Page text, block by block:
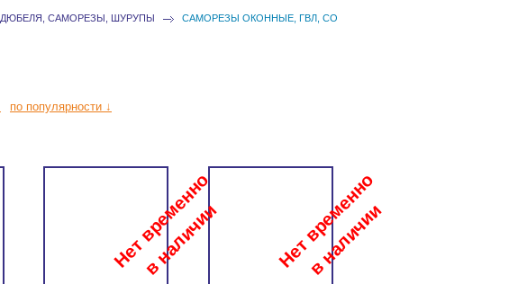
ДЮБЕЛЯ, САМОРЕЗЫ, ШУРУПЫ
САМОРЕЗЫ ОКОННЫЕ, ГВЛ, СО
по популярности ↓